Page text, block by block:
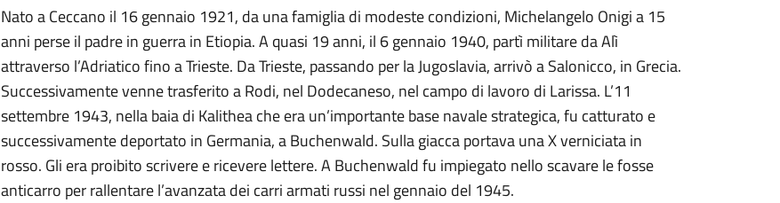
Nato a Ceccano il 16 gennaio 1921, da una famiglia di modeste condizioni, Michelangelo Onigi a 15
anni perse il padre in guerra in Etiopia. A quasi 19 anni, il 6 gennaio 1940, partì militare da Alì
attraverso l’Adriatico fino a Trieste. Da Trieste, passando per la Jugoslavia, arrivò a Salonicco, in Grecia.
Successivamente venne trasferito a Rodi, nel Dodecaneso, nel campo di lavoro di Larissa. L’11
settembre 1943, nella baia di Kalithea che era un’importante base navale strategica, fu catturato e
successivamente deportato in Germania, a Buchenwald. Sulla giacca portava una X verniciata in
rosso. Gli era proibito scrivere e ricevere lettere. A Buchenwald fu impiegato nello scavare le fosse
anticarro per rallentare l’avanzata dei carri armati russi nel gennaio del 1945.